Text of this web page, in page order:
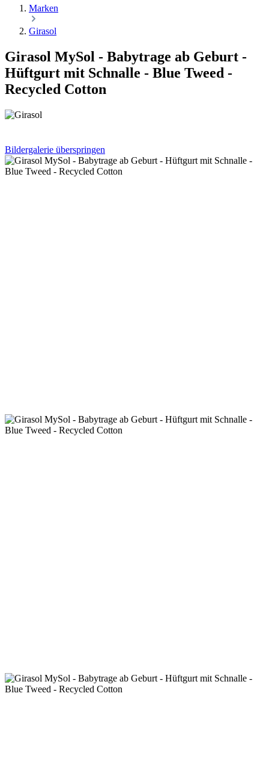
Marken
Girasol
Girasol MySol - Babytrage ab Geburt -
Hüftgurt mit Schnalle - Blue Tweed -
Recycled Cotton
Bildergalerie überspringen